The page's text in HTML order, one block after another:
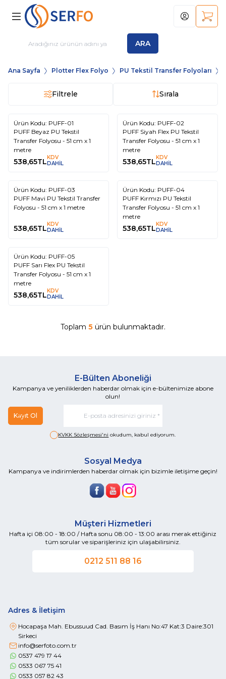
ARA
Hesabım
Ana Sayfa Plotter Flex Folyo PU Tekstil Transfer Folyoları
Filtrele Sırala
Ürün Kodu: PUFF-01
PUFF Beyaz PU Tekstil
Transfer Folyosu - 51 cm x 1
metre
538,65TLKDV
DAHİL
Ürün Kodu: PUFF-02
PUFF Siyah Flex PU Tekstil
Transfer Folyosu - 51 cm x 1
metre
538,65TLKDV
DAHİL
Ürün Kodu: PUFF-03
PUFF Mavi PU Tekstil Transfer
Folyosu - 51 cm x 1 metre
538,65TLKDV
DAHİL
Ürün Kodu: PUFF-04
PUFF Kırmızı PU Tekstil
Transfer Folyosu - 51 cm x 1
metre
538,65TLKDV
DAHİL
Ürün Kodu: PUFF-05
PUFF Sarı Flex PU Tekstil
Transfer Folyosu - 51 cm x 1
metre
538,65TLKDV
DAHİL
Toplam 5 ürün bulunmaktadır.
E-Bülten Aboneliği
Kampanya ve yeniliklerden haberdar olmak için e-bültenimize abone
olun!
Kayıt Ol
KVKK Sözleşmesi'ni okudum, kabul ediyorum.
Sosyal Medya
Kampanya ve indirimlerden haberdar olmak için bizimle iletişime geçin!
Müşteri Hizmetleri
Hafta içi 08:00 - 18:00 / Hafta sonu 08:00 - 13:00 arası merak ettiğiniz
tüm sorular ve siparişleriniz için ulaşabilirsiniz.
0212 511 88 16
Adres & İletişim
Hocapaşa Mah. Ebussuud Cad. Basım İş Hanı No:47 Kat:3 Daire:301
Sirkeci
info@serfoto.com.tr
0537 479 17 44
0533 067 75 41
0533 057 82 43